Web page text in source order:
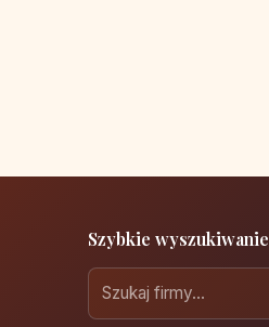
Szybkie wyszukiwanie